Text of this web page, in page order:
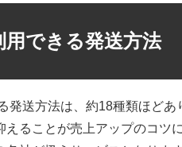
用できる発送方法
発送方法は、約18種類ほど
えることが売上アップのコツ